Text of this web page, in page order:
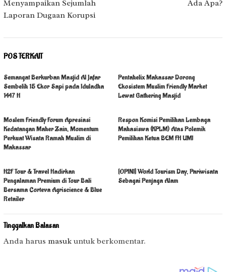
Menyampaikan Sejumlah
Laporan Dugaan Korupsi
Ada Apa?
POS TERKAIT
Semangat Berkurban Masjid Al Jafar
Sembelih 15 Ekor Sapi pada Iduladha
1447 H
Pentahelix Makassar Dorong
Ekosistem Muslim Friendly Market
Lewat Gathering Masjid
Moslem Friendly Forum Apresiasi
Kedatangan Maher Zain, Momentum
Perkuat Wisata Ramah Muslim di
Makassar
Respon Komisi Pemilihan Lembaga
Mahasiswa (KPLM) Atas Polemik
Pemilihan Ketua BEM FH UMI
H2F Tour & Travel Hadirkan
Pengalaman Premium di Tour Bali
Bersama Corteva Agriscience & Blue
Retailer
[OPINI] World Tourism Day, Pariwisata
Sebagai Penjaga Alam
Tinggalkan Balasan
Anda harus masuk untuk berkomentar.